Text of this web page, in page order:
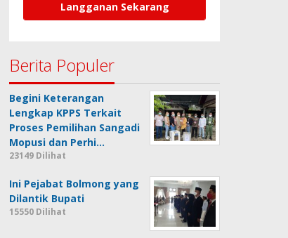
Berita Populer
Begini Keterangan
Lengkap KPPS Terkait
Proses Pemilihan Sangadi
Mopusi dan Perhi…
23149 Dilihat
Ini Pejabat Bolmong yang
Dilantik Bupati
15550 Dilihat